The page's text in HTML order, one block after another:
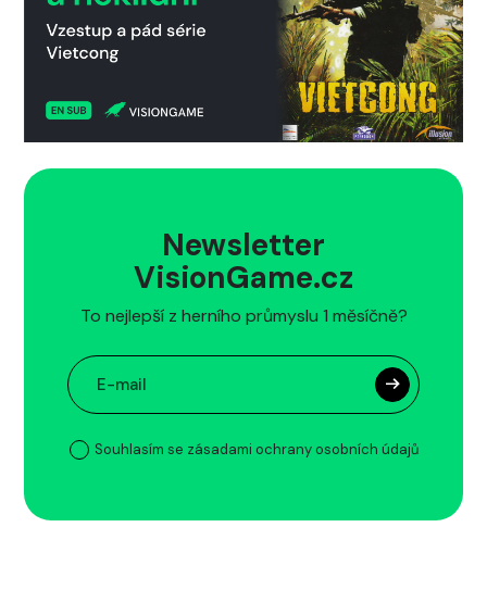
Newsletter
VisionGame.cz
To nejlepší z herního průmyslu 1 měsíčně?
Souhlasím se zásadami ochrany osobních údajů